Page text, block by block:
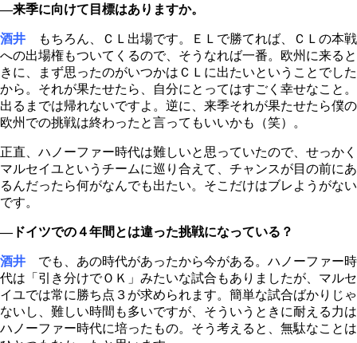
―来季に向けて目標はありますか。
酒井 もちろん、ＣＬ出場です。ＥＬで勝てれば、ＣＬの本戦
への出場権もついてくるので、そうなれば一番。欧州に来ると
きに、まず思ったのがいつかはＣＬに出たいということでした
から。それが果たせたら、自分にとってはすごく幸せなこと。
出るまでは帰れないですよ。逆に、来季それが果たせたら僕の
欧州での挑戦は終わったと言ってもいいかも（笑）。
正直、ハノーファー時代は難しいと思っていたので、せっかく
マルセイユというチームに巡り合えて、チャンスが目の前にあ
るんだったら何がなんでも出たい。そこだけはブレようがない
です。
―ドイツでの４年間とは違った挑戦になっている？
酒井 でも、あの時代があったから今がある。ハノーファー時
代は「引き分けでＯＫ」みたいな試合もありましたが、マルセ
イユでは常に勝ち点３が求められます。簡単な試合ばかりじゃ
ないし、難しい時間も多いですが、そういうときに耐える力は
ハノーファー時代に培ったもの。そう考えると、無駄なことは